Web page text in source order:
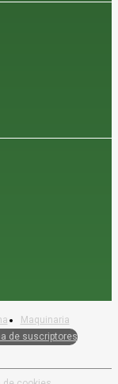
Maquinaria
de suscriptores